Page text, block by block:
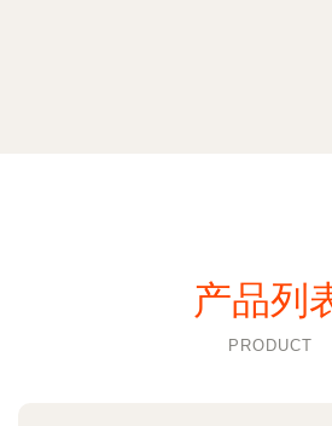
产品列
PRODUCT